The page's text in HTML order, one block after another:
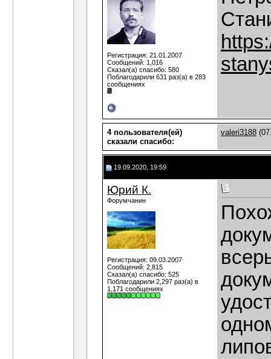
Регистрация: 21.01.2007
Сообщений: 1,016
Сказал(а) спасибо: 580
Поблагодарили 631 раз(а) в 283
сообщениях
4 пользователя(ей)
сказали cпасибо:
valeri3188
19.09.2020, 19:59
Юрий К.
Форумчанин
Регистрация: 09.03.2007
Сообщений: 2,815
Сказал(а) спасибо: 525
Поблагодарили 2,297 раз(а) в
1,171 сообщениях